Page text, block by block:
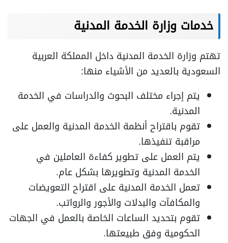
خدمات وزارة الخدمة المدنية
تهتم وزارة الخدمة المدنية داخل المملكة العربية
السعودية بالعديد من الأشياء منها:
يتم إجراء مختلف البحوث والدراسات في الخدمة
المدنية.
تقوم باقتراح أنظمة الخدمة المدنية والعمل على
مراقبة تنفيذها.
يتم العمل على تطوير كفاءة العاملين في
الخدمة المدنية وتطويرها بشكل عام.
تعمل الخدمة المدنية على اقتراح التعويضات
والمكافآت والبدلات والأجور والرواتب.
تقوم بتحديد الساعات الخاصة بالعمل في الجهات
الحكومية وفق طبيعتها.